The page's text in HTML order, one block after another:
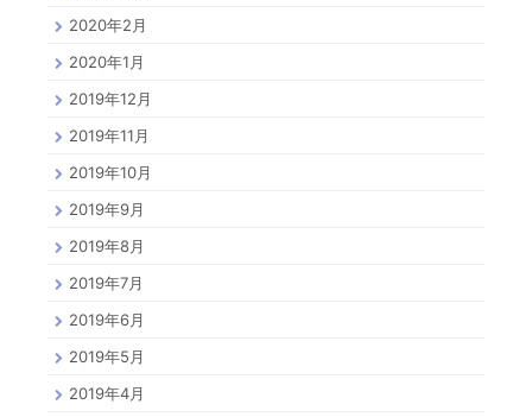
2020年2月
2020年1月
2019年12月
2019年11月
2019年10月
2019年9月
2019年8月
2019年7月
2019年6月
2019年5月
2019年4月